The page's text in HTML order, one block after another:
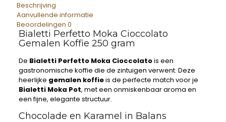
Beschrijving
Aanvullende informatie
Beoordelingen 0
Bialetti Perfetto Moka Cioccolato
Gemalen Koffie 250 gram
De Bialetti Perfetto Moka Cioccolatois een
gastronomische koffie die de zintuigen verwent. Deze
heerlijke gemalen koffieis de perfecte match voor je
Bialetti Moka Pot, met een onmiskenbaar aroma en
een fijne, elegante structuur.
Chocolade en Karamel in Balans